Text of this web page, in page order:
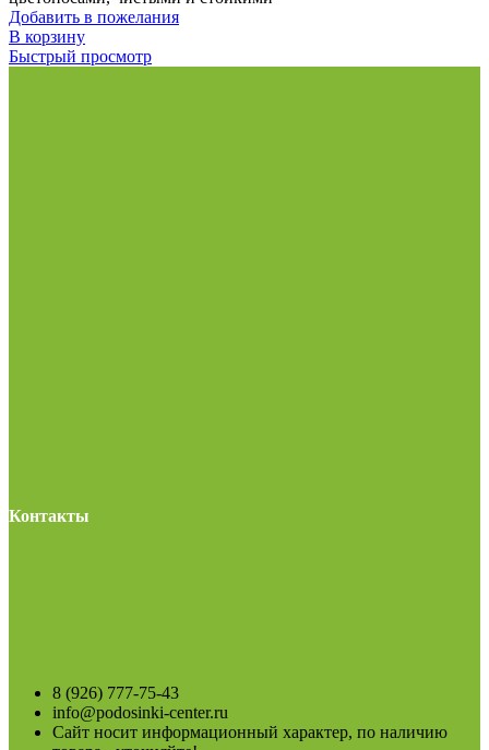
Добавить в пожелания
В корзину
Быстрый просмотр
Контакты
8 (926) 777-75-43
info@podosinki-center.ru
Сайт носит информационный характер, по наличию